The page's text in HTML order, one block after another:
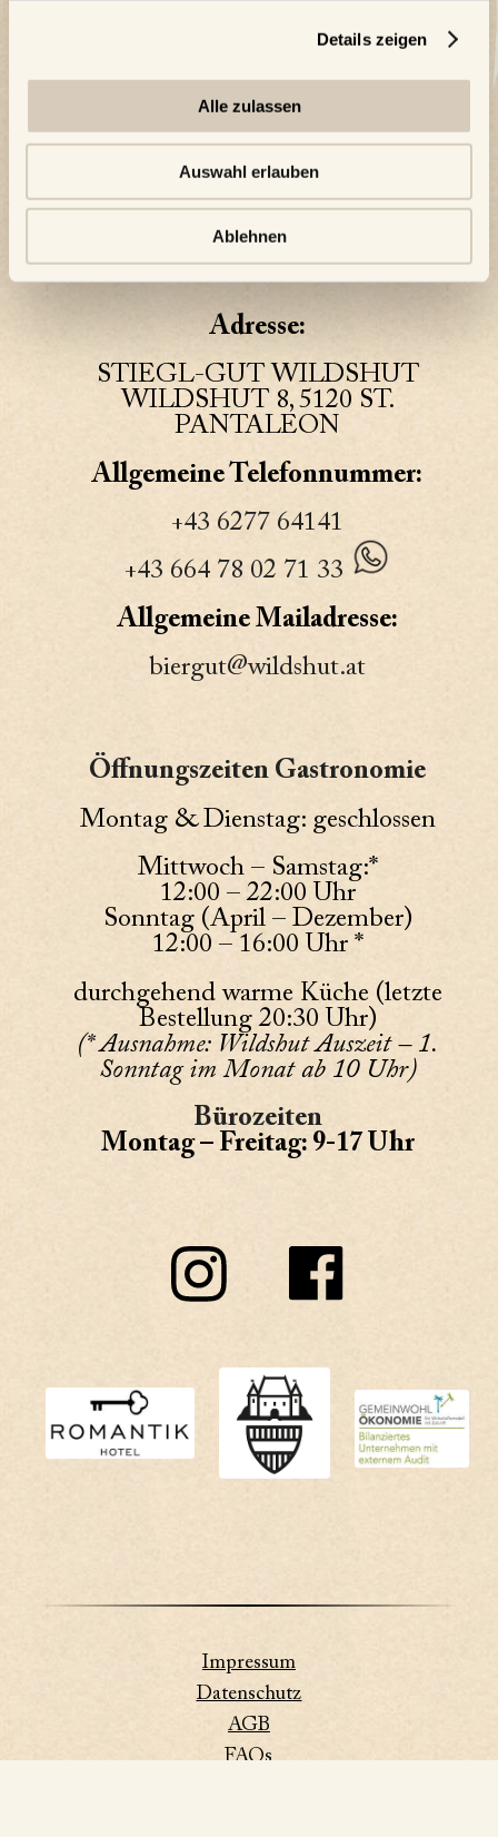
Details zeigen
Alle zulassen
Auswahl erlauben
Ablehnen
Adresse:
STIEGL-GUT WILDSHUT
WILDSHUT 8, 5120 ST.
PANTALEON
Allgemeine Telefonnummer:
+43 6277 64141
+43 664 78 02 71 33
Allgemeine Mailadresse:
biergut@wildshut.at
Öffnungszeiten Gastronomie
Montag & Dienstag: geschlossen
Mittwoch – Samstag:*
12:00 – 22:00 Uhr
Sonntag (April – Dezember)
12:00 – 16:00 Uhr *
durchgehend warme Küche (letzte
Bestellung 20:30 Uhr)
(* Ausnahme: Wildshut Auszeit – 1.
Sonntag im Monat ab 10 Uhr)
Bürozeiten
Montag – Freitag: 9-17 Uhr
Impressum
Datenschutz
AGB
FAQs